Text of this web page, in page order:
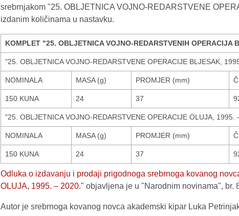
srebrnjakom "25. OBLJETNICA VOJNO-REDARSTVENE
izdanim količinama u nastavku.
KOMPLET "25. OBLJETNICA VOJNO-REDARSTVENIH OPERACIJA
"25. OBLJETNICA VOJNO-REDARSTVENE OPERACIJE BLJESAK,
NOMINALA
MASA (g) PROMJER (mm)
150 KUNA 24 37
"25. OBLJETNICA VOJNO-REDARSTVENE OPERACIJE OLUJA, 1995.
NOMINALA MASA (g) PROMJER (mm)
150 KUNA 24 37
Odluka o izdavanju i prodaji prigodnoga srebrnoga kovanog
OLUJA, 1995. – 2020." objavljena je u "Narodnim novinama", br.
Autor je srebrnoga kovanog novca akademski kipar Luka